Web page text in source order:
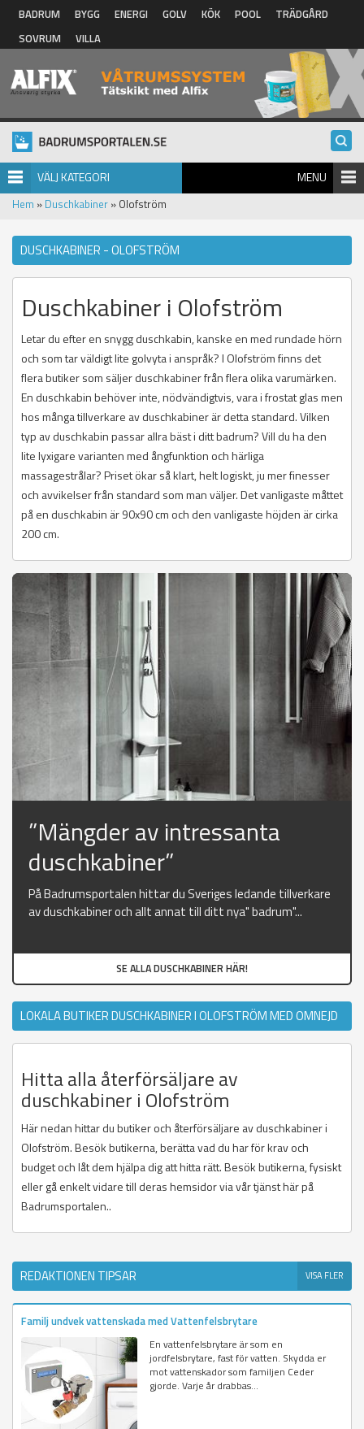
Hoppa till huvudinnehåll
BADRUM BYGG ENERGI GOLV KÖK POOL
TRÄDGÅRD
SOVRUM
VILLA
VÄLJ KATEGORI MENU
Hem » Duschkabiner » Olofström
DUSCHKABINER - OLOFSTRÖM
Duschkabiner i Olofström
Letar du efter en snygg duschkabin, kanske en med rundade hörn
och som tar väldigt lite golvyta i anspråk? I Olofström finns det
flera butiker som säljer duschkabiner från flera olika varumärken.
En duschkabin behöver inte, nödvändigtvis, vara i frostat glas men
hos många tillverkare av duschkabiner är detta standard. Vilken
typ av duschkabin passar allra bäst i ditt badrum? Vill du ha den
lite lyxigare varianten med ångfunktion och härliga
massagestrålar? Priset ökar så klart, helt logiskt, ju mer finesser
och avvikelser från standard som man väljer. Det vanligaste måttet
på en duschkabin är 90x90 cm och den vanligaste höjden är cirka
200 cm.
”Mängder av intressanta
duschkabiner”
På Badrumsportalen hittar du Sveriges ledande tillverkare
av duschkabiner och allt annat till ditt nya" badrum"...
SE ALLA DUSCHKABINER HÄR!
LOKALA BUTIKER DUSCHKABINER I OLOFSTRÖM MED OMNEJD
Hitta alla återförsäljare av
duschkabiner i Olofström
Här nedan hittar du butiker och återförsäljare av duschkabiner i
Olofström. Besök butikerna, berätta vad du har för krav och
budget och låt dem hjälpa dig att hitta rätt. Besök butikerna, fysiskt
eller gå enkelt vidare till deras hemsidor via vår tjänst här på
Badrumsportalen..
REDAKTIONEN TIPSAR VISA FLER
Familj undvek vattenskada med Vattenfelsbrytare
En vattenfelsbrytare är som en
jordfelsbrytare, fast för vatten. Skydda er
mot vattenskador som familjen Ceder
gjorde. Varje år drabbas...